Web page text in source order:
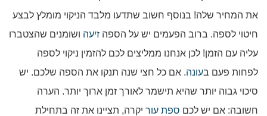
את המחיר שלה! בנוסף חשוב שתדעו מלבד הניקוי מומלץ לבצע
חיטוי לספה. ברוב הפעמים יש על הספה זיעה ושומנים שהצטברו
עליה עם הזמן! לכן אנחנו ממליצים לכם להזמין ניקוי לספה
לפחות פעם בעונה. אם כל חצי שנה תנקו את הספה שלכם. יש
סיכוי גבוה יותר שהיא תישמר לאורך זמן ארוך יותר. הערה
חשובה: אם יש לכם ספת עור יקרה, תציינו את זה בתחילת